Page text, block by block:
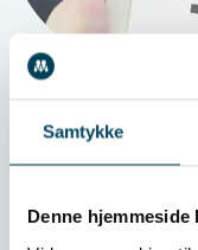
Samtykke
Denne
Udvikling af